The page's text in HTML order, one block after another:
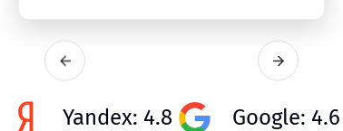
Yandex: 4.8 Google: 4.6